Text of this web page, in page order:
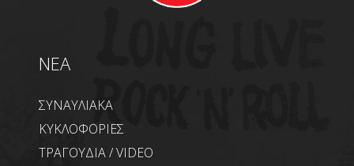
NEA
ΣΥΝΑΥΛΙΑΚΑ
ΚΥΚΛΟΦΟΡΙΕΣ
ΤΡΑΓΟΥΔΙΑ / VIDEO